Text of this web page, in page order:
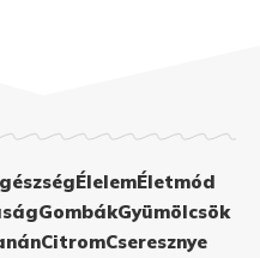
ÉlelemÉletmód
GombákGyümölcsök
CitromCseresznye